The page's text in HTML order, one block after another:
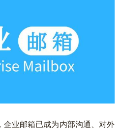
业邮箱已成为内部沟通、对外